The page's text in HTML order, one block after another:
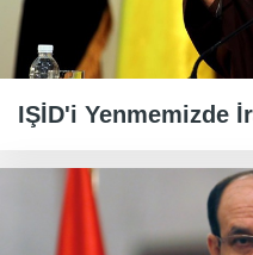
IŞİD'i Yenmemizde